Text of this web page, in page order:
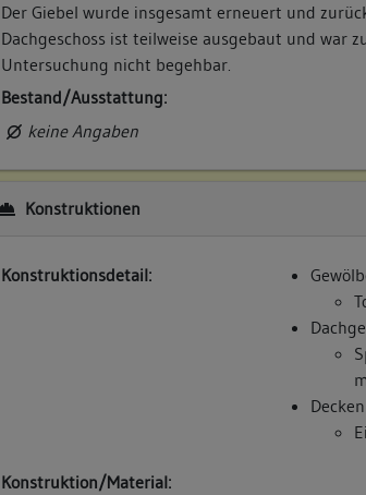
Der Giebel wurde insgesamt erneuert und
Dachgeschoss ist teilweise ausgebaut und war
Untersuchung nicht begehbar.
Bestand/Ausstattung:
keine Angaben
Konstruktionen
Konstruktionsdetail:
Decken
Konstruktion/Material: